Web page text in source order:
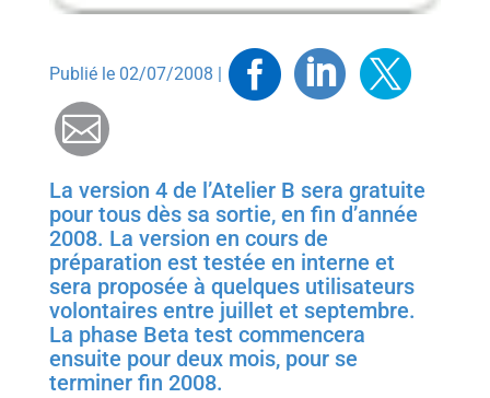
Publié le 02/07/2008 | Facebook
Linkedin
Mail
La version 4 de l’Atelier B sera gratuite
pour tous dès sa sortie, en fin d’année
2008. La version en cours de
préparation est testée en interne et
sera proposée à quelques utilisateurs
volontaires entre juillet et septembre.
La phase Beta test commencera
ensuite pour deux mois, pour se
terminer fin 2008.